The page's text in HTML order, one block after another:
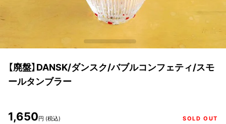
【廃盤】DANSK/ダンスク/バブルコンフェティ/スモ
ールタンブラー
1,650円 (税込) SOLD OUT